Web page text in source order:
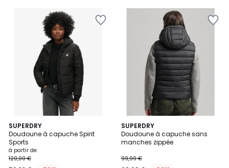
SUPERDRY
Doudoune à capuche Spirit
Sports
à partir de
120,00 €
5
/
5
3
Couleurs
SUPERDRY
Doudoune à capuche sans
manches zippée
99,99 €